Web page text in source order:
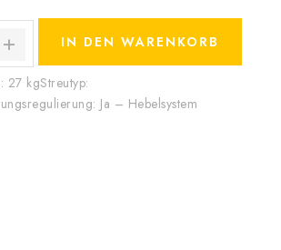
IN DEN WARENKORB
27 kgStreutyp:
Ja – Hebelsystem